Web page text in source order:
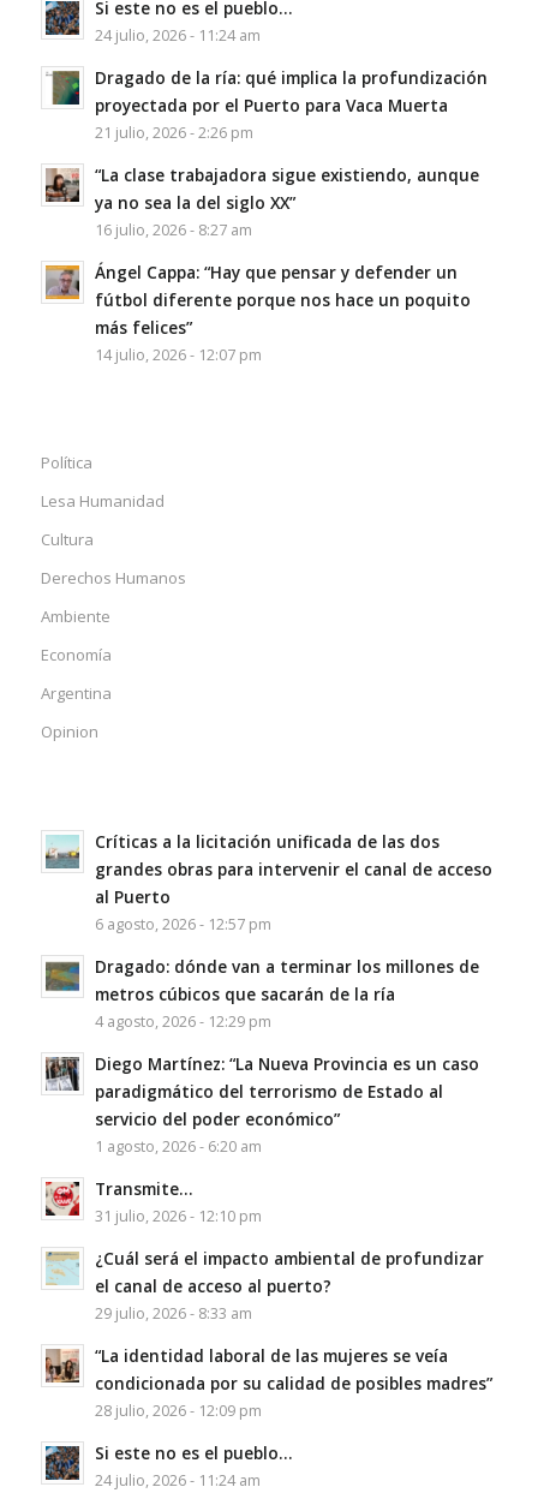
Si este no es el pueblo…
24 julio, 2026 - 11:24 am
Dragado de la ría: qué implica la profundización
proyectada por el Puerto para Vaca Muerta
21 julio, 2026 - 2:26 pm
“La clase trabajadora sigue existiendo, aunque
ya no sea la del siglo XX”
16 julio, 2026 - 8:27 am
Ángel Cappa: “Hay que pensar y defender un
fútbol diferente porque nos hace un poquito
más felices”
14 julio, 2026 - 12:07 pm
Política
Lesa Humanidad
Cultura
Derechos Humanos
Ambiente
Economía
Argentina
Opinion
Críticas a la licitación unificada de las dos
grandes obras para intervenir el canal de acceso
al Puerto
6 agosto, 2026 - 12:57 pm
Dragado: dónde van a terminar los millones de
metros cúbicos que sacarán de la ría
4 agosto, 2026 - 12:29 pm
Diego Martínez: “La Nueva Provincia es un caso
paradigmático del terrorismo de Estado al
servicio del poder económico”
1 agosto, 2026 - 6:20 am
Transmite…
31 julio, 2026 - 12:10 pm
¿Cuál será el impacto ambiental de profundizar
el canal de acceso al puerto?
29 julio, 2026 - 8:33 am
“La identidad laboral de las mujeres se veía
condicionada por su calidad de posibles madres”
28 julio, 2026 - 12:09 pm
Si este no es el pueblo…
24 julio, 2026 - 11:24 am